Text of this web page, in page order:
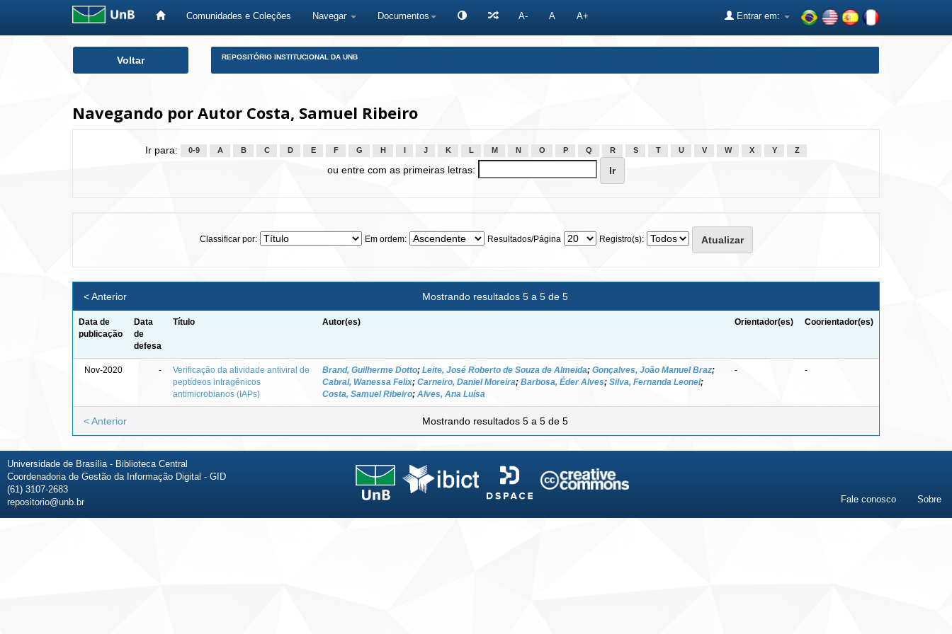
Comunidades e Coleções Navegar Documentos A- A A+ Entrar em:
Voltar REPOSITÓRIO INSTITUCIONAL DA UNB
Navegando por Autor Costa, Samuel Ribeiro
Ir para: 0-9 A B C D E F G H J K L M N O P Q R S T U V W X Y Z
ou entre com as primeiras letras:
Classificar por: Em ordem: Resultados/Página Registro(s):
Mostrando resultados 5 a 5 de 5
< Anterior
Data de
publicação
Data
de
defesa
Título Autor(es) Orientador(es) Coorientador(es)
Nov-2020 -
Verificação da atividade antiviral de
peptídeos intragênicos
antimicrobianos (IAPs)
Brand, Guilherme Dotto; Leite, José Roberto de Souza de Almeida; Gonçalves, João Manuel Braz;
Cabral, Wanessa Felix; Carneiro, Daniel Moreira; Barbosa, Éder Alves; Silva, Fernanda Leonel;
Costa, Samuel Ribeiro; Alves, Ana Luísa
- -
Mostrando resultados 5 a 5 de 5
< Anterior
Universidade de Brasília - Biblioteca Central
Coordenadoria de Gestão da Informação Digital - GID
(61) 3107-2683
repositorio@unb.br
Fale conosco Sobre